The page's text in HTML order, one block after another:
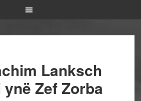
Lanksch
Zef Zorba